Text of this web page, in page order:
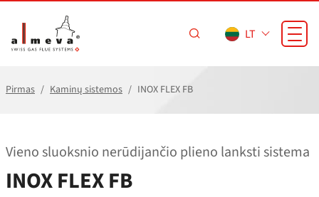
LT
Pirmas Kaminų sistemos INOX FLEX FB
Vieno sluoksnio nerūdijančio plieno lanksti sistema
INOX FLEX FB